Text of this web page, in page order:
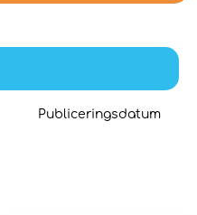
Publiceringsdatum